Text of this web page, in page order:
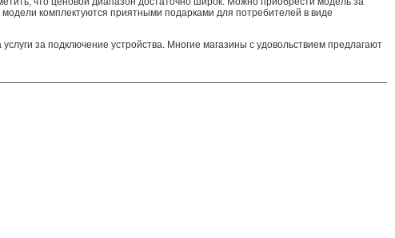
комплектуются приятными подарками для потребителей в виде
за подключение устройства. Многие магазины с удовольствием предлагают